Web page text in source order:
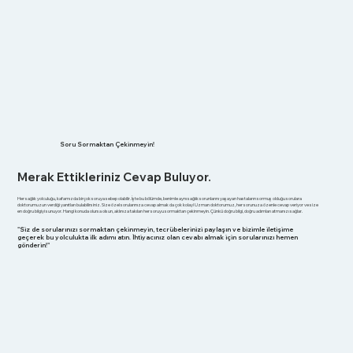
Soru Sormaktan Çekinmeyin!
Merak Ettikleriniz Cevap Buluyor.
Her sağlık yolculuğu, kafamızda birçok soruya sebep olabilir. İşte bu bölümde, benimle aynı sağlık sorunlarını yaşayan hastaların sormuş olduğu sorulara
doktorumuzun verdiği yanıtları bulabilirsiniz. Size özel sorularınıza cevap almak da çok kolay! Uzman doktorumuz, her sorunuza özenle cevap veriyor ve size
en doğru bilgiyi sunuyor. Hangi konuda olursa olsun, aklınıza takılan her soruyu sormaktan çekinmeyin. Çünkü doğru bilgi, doğru adımları atmanızı sağlar.
"Siz de sorularınızı sormaktan çekinmeyin, tecrübelerinizi paylaşın ve bizimle iletişime
geçerek bu yolculukta ilk adımı atın. İhtiyacınız olan cevabı almak için sorularınızı hemen
gönderin!"